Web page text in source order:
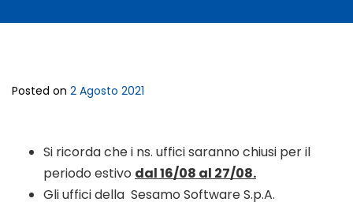
Posted on 2 Agosto 2021
Si ricorda che i ns. uffici saranno chiusi per il
periodo estivo dal 16/08 al 27/08.
Gli uffici della Sesamo Software S.p.A.